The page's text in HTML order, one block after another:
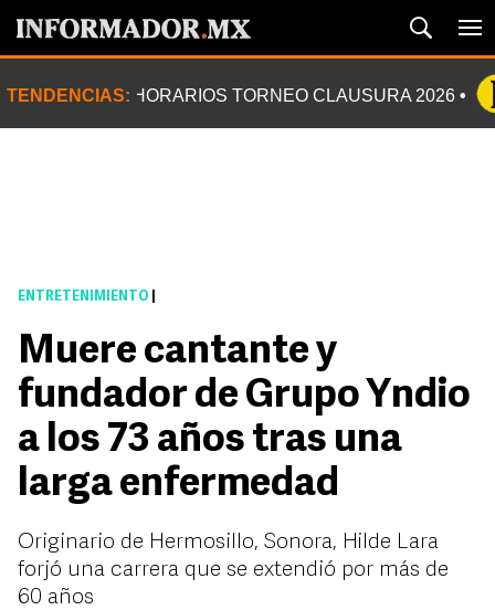
TENDENCIAS: HORARIOS TORNEO CLAUSURA 2026
ENTRETENIMIENTO
Muere cantante y
fundador de Grupo Yndio
a los 73 años tras una
larga enfermedad
Originario de Hermosillo, Sonora, Hilde Lara
forjó una carrera que se extendió por más de
60 años